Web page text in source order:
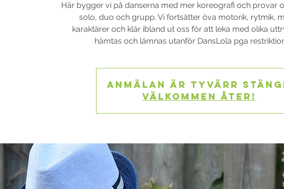
Här bygger vi på danserna med mer koreografi och provar
solo, duo och grupp. Vi fortsätter öva motorik, rytmik,
karaktärer och klär ibland ut oss för att leka med olika
hämtas och lämnas utanför DansLola pga
Anmälan är tyvärr
Välkommen åter!